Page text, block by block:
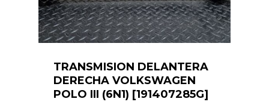
TRANSMISION DELANTERA
DERECHA VOLKSWAGEN
POLO III (6N1) [191407285G]